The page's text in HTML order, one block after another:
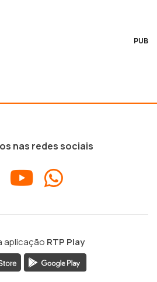
PUB
nas redes sociais
aplicação RTP Play